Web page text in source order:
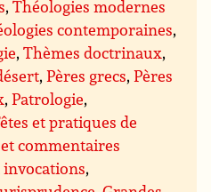
,Théologies modernes
contemporaines,
,Thèmes doctrinaux,
,Pères grecs,Pères
,Patrologie,
et pratiques de
commentaires
,